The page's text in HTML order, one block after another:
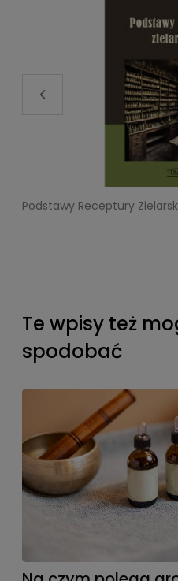
Podstawy Receptury
Te wpisy też
spodobać